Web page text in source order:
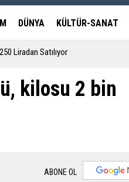
DÜNYA KÜLTÜR-SANAT
Liradan Satılıyor
kilosu 2 bin
ABONE OL